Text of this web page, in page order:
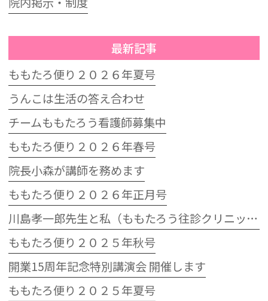
最新記事
ももたろ便り２０２６年夏号
うんこは生活の答え合わせ
チームももたろう看護師募集中
ももたろ便り２０２６年春号
院長小森が講師を務めます
ももたろ便り２０２６年正月号
川島孝一郎先生と私（ももたろう往診クリニック開院15周年記念特別講演会）
ももたろ便り２０２５年秋号
開業15周年記念特別講演会 開催します
ももたろ便り２０２５年夏号